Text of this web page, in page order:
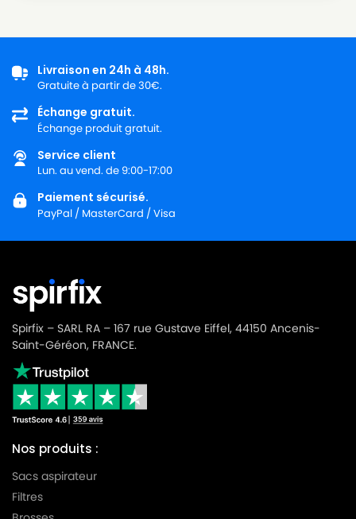
Livraison en 24h à 48h.
Gratuite à partir de 30€.
Échange gratuit.
Échange produit gratuit.
Service client
Lun. au vend. de 9:00-17:00
Paiement sécurisé.
PayPal / MasterCard / Visa
Spirfix – SARL RA – 167 rue Gustave Eiffel, 44150 Ancenis-
Saint-Géréon, FRANCE.
Nos produits :
Sacs aspirateur
Filtres